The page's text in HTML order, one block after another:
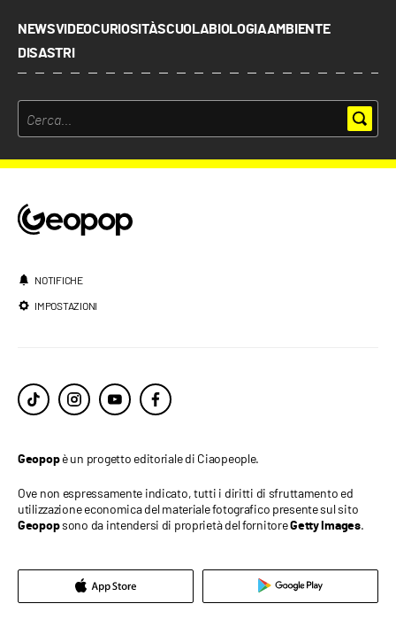
NEWSVIDEOCURIOSITÀSCUOLABIOLOGIAAMBIENTE
DISASTRI
NOTIFICHE
IMPOSTAZIONI
Geopopè un progetto editoriale di Ciaopeople.
Ove non espressamente indicato, tutti i diritti di sfruttamento ed
utilizzazione economica del materiale fotografico presente sul sito
Geopopsono da intendersi di proprietà del fornitoreGetty Images.